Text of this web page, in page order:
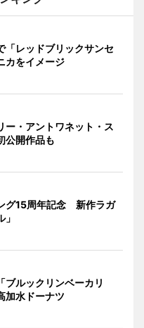
「レッドブリックサンセ
カをイメージ
ー・アントワネット・ス
開作品も
グ15周年記念 新作ラガ
ブルックリンベーカリ
水ドーナツ